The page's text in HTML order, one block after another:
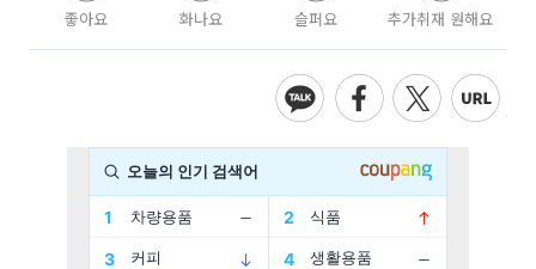
좋아요 화나요 슬퍼요 추가취재 원해요